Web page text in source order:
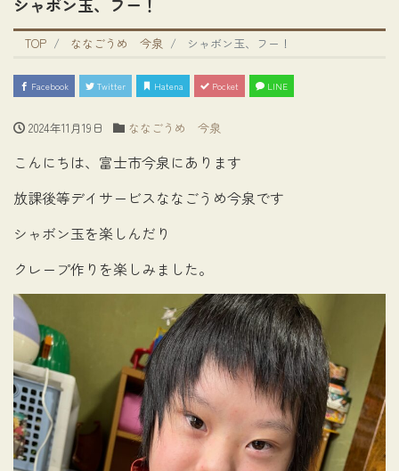
TOP ななごうめ 今泉 シャボン玉、フー！
Facebook Twitter Hatena Pocket LINE
2024年11月19日 ななごうめ 今泉
こんにちは、富士市今泉にあります
放課後等デイサービスななごうめ今泉です
シャボン玉を楽しんだり
クレープ作りを楽しみました。